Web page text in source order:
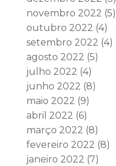
novembro 2022 (5)
outubro 2022 (4)
setembro 2022 (4)
agosto 2022 (5)
julho 2022 (4)
junho 2022 (8)
maio 2022 (9)
abril 2022 (6)
março 2022 (8)
fevereiro 2022 (8)
janeiro 2022 (7)